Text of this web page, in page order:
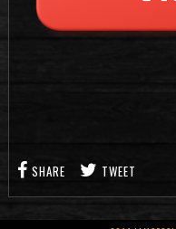
SHARE TWEET